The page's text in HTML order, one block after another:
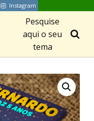
Instagram
Pesquise
aqui o seu
tema